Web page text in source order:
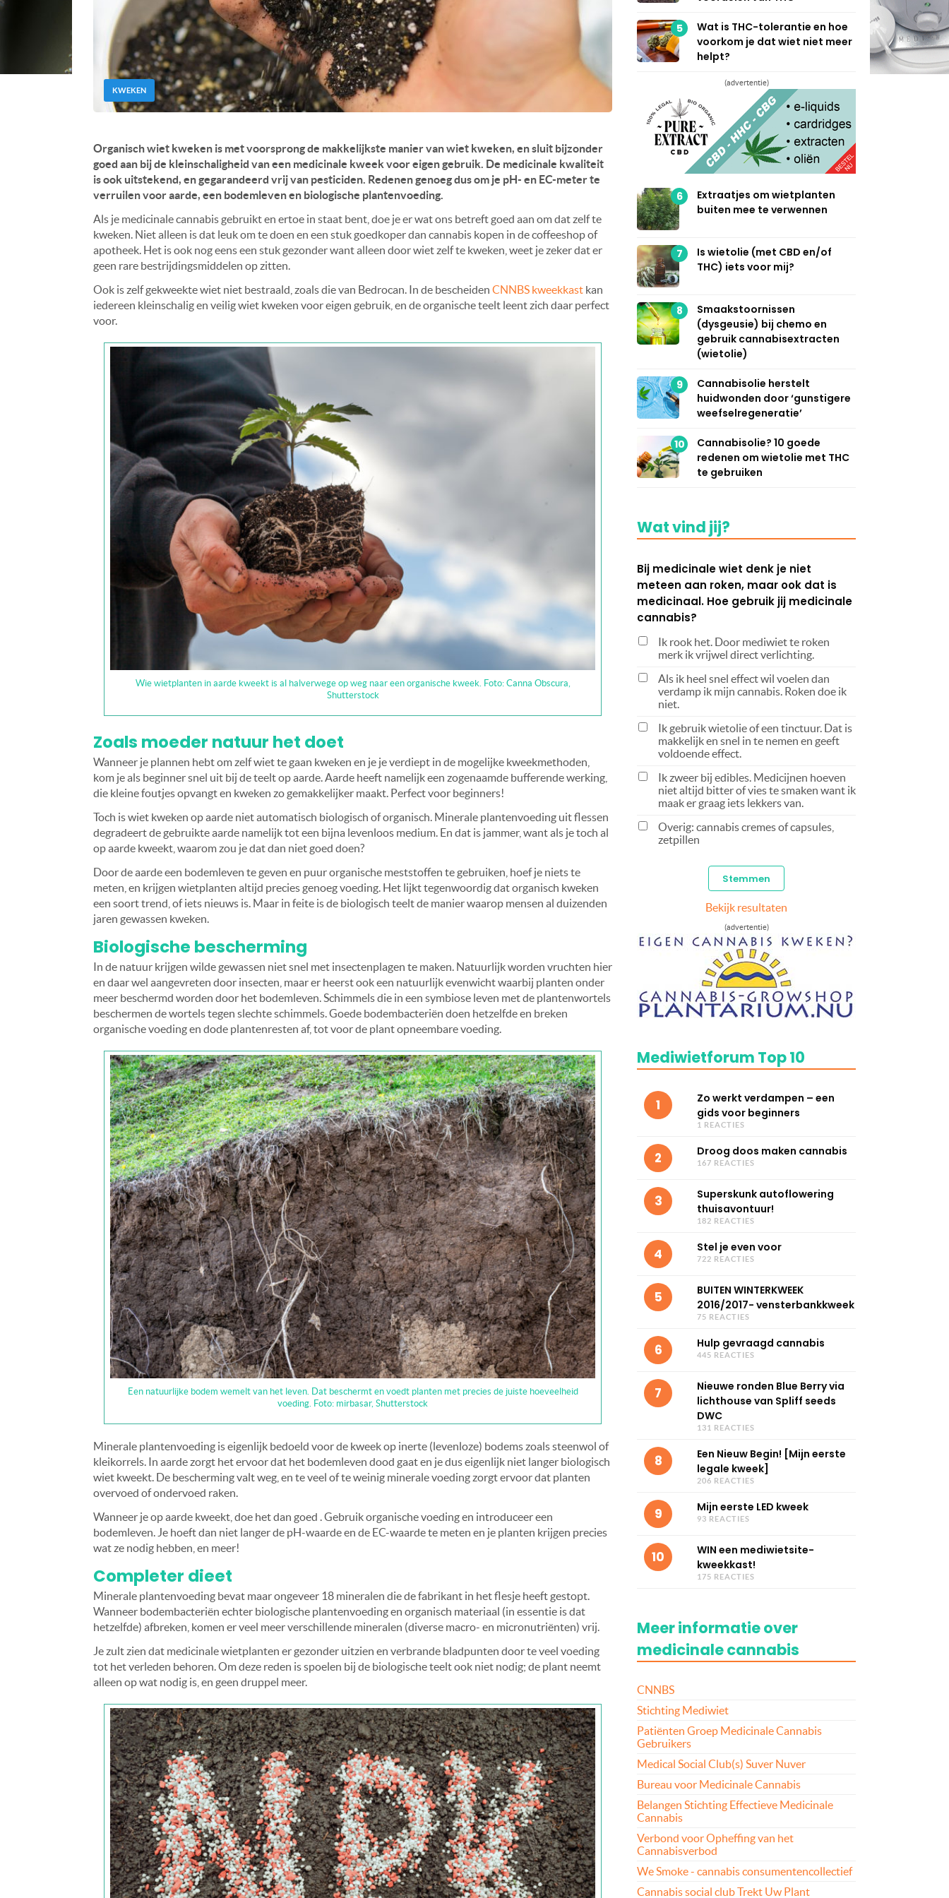
KWEKEN
Organisch wiet kweken is met voorsprong de makkelijkste manier van wiet kweken, en sluit bijzonder
goed aan bij de kleinschaligheid van een medicinale kweek voor eigen gebruik. De medicinale kwaliteit
is ook uitstekend, en gegarandeerd vrij van pesticiden. Redenen genoeg dus om je pH- en EC-meter te
verruilen voor aarde, een bodemleven en biologische plantenvoeding.
Als je medicinale cannabis gebruikt en ertoe in staat bent, doe je er wat ons betreft goed aan om dat zelf te
kweken. Niet alleen is dat leuk om te doen en een stuk goedkoper dan cannabis kopen in de coffeeshop of
apotheek. Het is ook nog eens een stuk gezonder want alleen door wiet zelf te kweken, weet je zeker dat er
geen rare bestrijdingsmiddelen op zitten.
Ook is zelf gekweekte wiet niet bestraald, zoals die van Bedrocan. In de bescheiden CNNBS kweekkast kan
iedereen kleinschalig en veilig wiet kweken voor eigen gebruik, en de organische teelt leent zich daar perfect
voor.
Wie wietplanten in aarde kweekt is al halverwege op weg naar een organische kweek. Foto: Canna Obscura,
Shutterstock
Zoals moeder natuur het doet
Wanneer je plannen hebt om zelf wiet te gaan kweken en je je verdiept in de mogelijke kweekmethoden,
kom je als beginner snel uit bij de teelt op aarde. Aarde heeft namelijk een zogenaamde bufferende werking,
die kleine foutjes opvangt en kweken zo gemakkelijker maakt. Perfect voor beginners!
Toch is wiet kweken op aarde niet automatisch biologisch of organisch. Minerale plantenvoeding uit flessen
degradeert de gebruikte aarde namelijk tot een bijna levenloos medium. En dat is jammer, want als je toch al
op aarde kweekt, waarom zou je dat dan niet goed doen?
Door de aarde een bodemleven te geven en puur organische meststoffen te gebruiken, hoef je niets te
meten, en krijgen wietplanten altijd precies genoeg voeding. Het lijkt tegenwoordig dat organisch kweken
een soort trend, of iets nieuws is. Maar in feite is de biologisch teelt de manier waarop mensen al duizenden
jaren gewassen kweken.
Biologische bescherming
In de natuur krijgen wilde gewassen niet snel met insectenplagen te maken. Natuurlijk worden vruchten hier
en daar wel aangevreten door insecten, maar er heerst ook een natuurlijk evenwicht waarbij planten onder
meer beschermd worden door het bodemleven. Schimmels die in een symbiose leven met de plantenwortels
beschermen de wortels tegen slechte schimmels. Goede bodembacteriën doen hetzelfde en breken
organische voeding en dode plantenresten af, tot voor de plant opneembare voeding.
Een natuurlijke bodem wemelt van het leven. Dat beschermt en voedt planten met precies de juiste hoeveelheid
voeding. Foto: mirbasar, Shutterstock
Minerale plantenvoeding is eigenlijk bedoeld voor de kweek op inerte (levenloze) bodems zoals steenwol of
kleikorrels. In aarde zorgt het ervoor dat het bodemleven dood gaat en je dus eigenlijk niet langer biologisch
wiet kweekt. De bescherming valt weg, en te veel of te weinig minerale voeding zorgt ervoor dat planten
overvoed of ondervoed raken.
Wanneer je op aarde kweekt, doe het dan goed . Gebruik organische voeding en introduceer een
bodemleven. Je hoeft dan niet langer de pH-waarde en de EC-waarde te meten en je planten krijgen precies
wat ze nodig hebben, en meer!
Completer dieet
Minerale plantenvoeding bevat maar ongeveer 18 mineralen die de fabrikant in het flesje heeft gestopt.
Wanneer bodembacteriën echter biologische plantenvoeding en organisch materiaal (in essentie is dat
hetzelfde) afbreken, komen er veel meer verschillende mineralen (diverse macro- en micronutriënten) vrij.
Je zult zien dat medicinale wietplanten er gezonder uitzien en verbrande bladpunten door te veel voeding
tot het verleden behoren. Om deze reden is spoelen bij de biologische teelt ook niet nodig; de plant neemt
alleen op wat nodig is, en geen druppel meer.
5
Wat is THC-tolerantie en hoe
voorkom je dat wiet niet meer
helpt?
(advertentie)
6
Extraatjes om wietplanten
buiten mee te verwennen
7
Is wietolie (met CBD en/of
THC) iets voor mij?
8
Smaakstoornissen
(dysgeusie) bij chemo en
gebruik cannabisextracten
(wietolie)
9
Cannabisolie herstelt
huidwonden door ‘gunstigere
weefselregeneratie’
10
Cannabisolie? 10 goede
redenen om wietolie met THC
te gebruiken
Wat vind jij?
Bij medicinale wiet denk je niet
meteen aan roken, maar ook dat is
medicinaal. Hoe gebruik jij medicinale
cannabis?
Ik rook het. Door mediwiet te roken
merk ik vrijwel direct verlichting.
Als ik heel snel effect wil voelen dan
verdamp ik mijn cannabis. Roken doe ik
niet.
Ik gebruik wietolie of een tinctuur. Dat is
makkelijk en snel in te nemen en geeft
voldoende effect.
Ik zweer bij edibles. Medicijnen hoeven
niet altijd bitter of vies te smaken want ik
maak er graag iets lekkers van.
Overig: cannabis cremes of capsules,
zetpillen
Bekijk resultaten
(advertentie)
Mediwietforum Top 10
1
Zo werkt verdampen – een
gids voor beginners
1 REACTIES
2 Droog doos maken cannabis
167 REACTIES
3
Superskunk autoflowering
thuisavontuur!
182 REACTIES
4 Stel je even voor
722 REACTIES
5
BUITEN WINTERKWEEK
2016/2017- vensterbankkweek
75 REACTIES
6 Hulp gevraagd cannabis
445 REACTIES
7
Nieuwe ronden Blue Berry via
lichthouse van Spliff seeds
DWC
131 REACTIES
8
Een Nieuw Begin! [Mijn eerste
legale kweek]
206 REACTIES
9 Mijn eerste LED kweek
93 REACTIES
10
WIN een mediwietsite-
kweekkast!
175 REACTIES
Meer informatie over
medicinale cannabis
CNNBS
Stichting Mediwiet
Patiënten Groep Medicinale Cannabis
Gebruikers
Medical Social Club(s) Suver Nuver
Bureau voor Medicinale Cannabis
Belangen Stichting Effectieve Medicinale
Cannabis
Verbond voor Opheffing van het
Cannabisverbod
We Smoke - cannabis consumentencollectief
Cannabis social club Trekt Uw Plant